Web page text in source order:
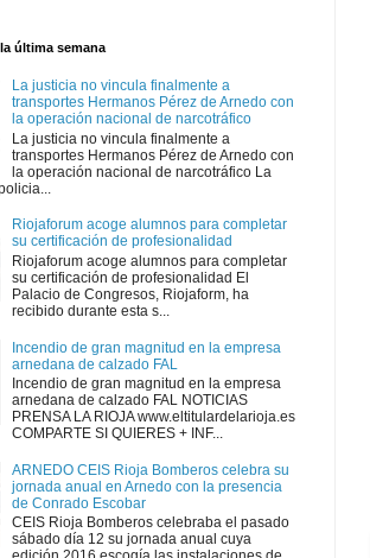
última semana
La justicia no vincula finalmente a
transportes Hermanos Pérez de Arnedo con
la operación nacional de narcotráfico
La justicia no vincula finalmente a
transportes Hermanos Pérez de Arnedo con
la operación nacional de narcotráfico La
Riojaforum acoge alumnos para completar
su certificación de profesionalidad
Riojaforum acoge alumnos para completar
su certificación de profesionalidad El
Palacio de Congresos, Riojaform, ha
recibido durante esta s...
Incendio de gran magnitud en la empresa
arnedana de calzado FAL
Incendio de gran magnitud en la empresa
arnedana de calzado FAL NOTICIAS
PRENSA LA RIOJA www.eltitulardelarioja.es
COMPARTE SI QUIERES + INF...
ARNEDO CEIS Rioja Bomberos celebra su
jornada anual en Arnedo con la presencia
de Conrado Escobar
CEIS Rioja Bomberos celebraba el pasado
sábado día 12 su jornada anual cuya